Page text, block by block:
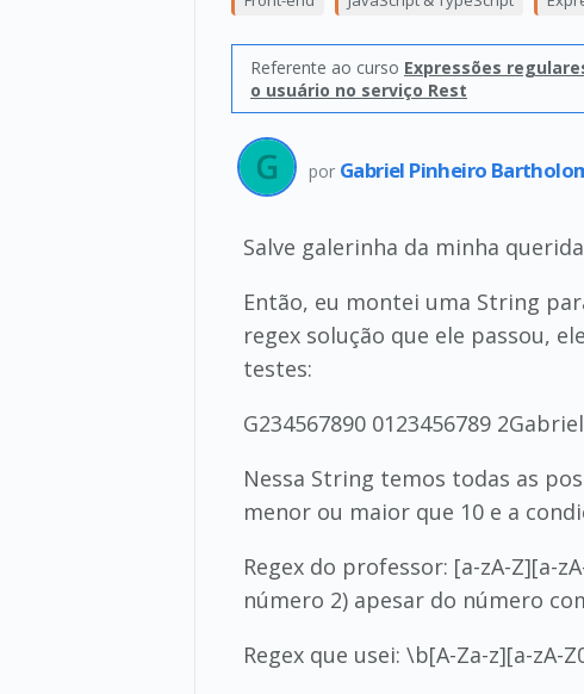
Referente ao curso Expressões
o usuário no serviço Rest
por Gabriel Pinheiro
Salve galerinha da minha
Então, eu montei uma String
regex solução que ele passou,
testes:
G234567890 0123456789
Nessa String temos todas as
menor ou maior que 10 e a
Regex do professor: [a-zA-Z][a-
número 2) apesar do número
Regex que usei: \b[A-Za-z][a-zA-